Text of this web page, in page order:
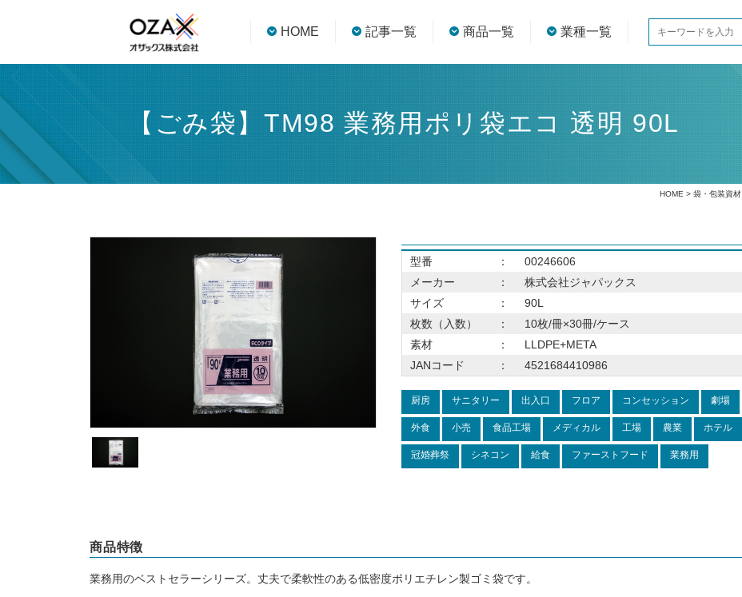
HOME 記事一覧 商品一覧 業種一覧
【ごみ袋】TM98 業務用ポリ袋エコ 透明 90L
HOME > 袋・包装資材
型番 ：
00246606
メーカー
：
株式会社ジャパックス
サイズ
：
90L
枚数（入数）
：
10枚/冊×30冊/ケース
素材
：
LLDPE+META
JANコード
： 4521684410986
厨房 サニタリー 出入口 フロア コンセッション 劇場
外食 小売 食品工場 メディカル 工場 農業 ホテル
冠婚葬祭 シネコン 給食 ファーストフード 業務用
商品特徴
業務用のベストセラーシリーズ。丈夫で柔軟性のある低密度ポリエチレン製ゴミ袋です。